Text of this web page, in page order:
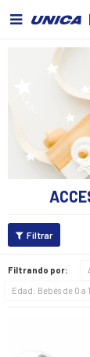

Filtrando por:
Edad: Bebés de 0 a